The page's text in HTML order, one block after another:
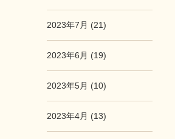
2023年7月 (21)
2023年6月 (19)
2023年5月 (10)
2023年4月 (13)